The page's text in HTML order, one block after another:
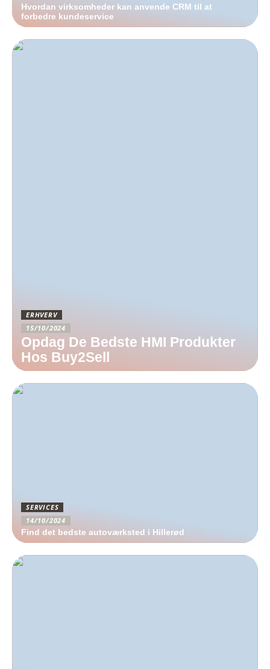
Hvordan virksomheder kan anvende CRM til at
forbedre kundeservice
ERHVERV
15/10/2024
Opdag De Bedste HMI Produkter
Hos Buy2Sell
SERVICES
14/10/2024
Find det bedste autoværksted i Hillerød